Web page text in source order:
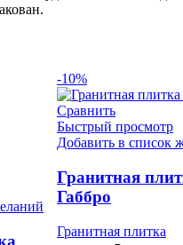
-10%
Сравнить
Быстрый просмотр
Добавить в список
Гранитная
Габбро
Гранитная плитка